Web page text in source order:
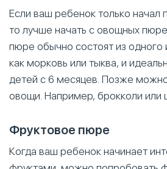
Если ваш ребенок только начал
то лучше начать с овощных
пюре обычно состоят из одного
как морковь или тыква, и
детей с 6 месяцев. Позже
овощи. Например, брокколи или
Фруктовое пюре
Когда ваш ребенок начинает